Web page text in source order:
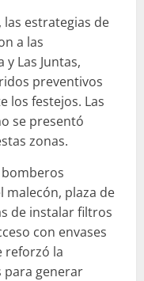
estrategias de
a las
Las Juntas,
preventivos
los festejos. Las
se presentó
zonas.
malecón, plaza de
de instalar filtros
con envases
reforzó la
para generar